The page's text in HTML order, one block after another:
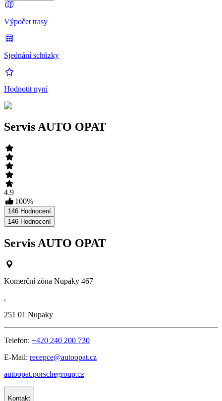
Výpočet trasy
Sjednání schůzky
Hodnotit nyní
Servis AUTO OPAT
4.9
100%
146 Hodnocení
146 Hodnocení
Servis AUTO OPAT
Komerční zóna Nupaky 467
,
251 01 Nupaky
Telefon: +420 240 200 730
E-Mail: recepce@autoopat.cz
autoopat.porschegroup.cz
Kontakt